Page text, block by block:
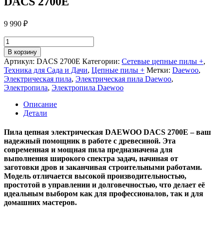
9 990 ₽
Количество
товара
Пила
цепная
электрическая
DAEWOO
DACS
2700E
В корзину
Артикул: DACS 2700E Категории: Сетевые цепные пилы +,
Техника для Сада и Дачи, Цепные пилы + Метки: Daewoo,
Электрическая пила, Электрическая пила Daewoo,
Электропила, Электропила Daewoo
Описание
Детали
Пила цепная электрическая DAEWOO DACS 2700E – ваш
надежный помощник в работе с древесиной. Эта
современная и мощная пила предназначена для
выполнения широкого спектра задач, начиная от
заготовки дров и заканчивая строительными работами.
Модель отличается высокой производительностью,
простотой в управлении и долговечностью, что делает её
идеальным выбором как для профессионалов, так и для
домашних мастеров.